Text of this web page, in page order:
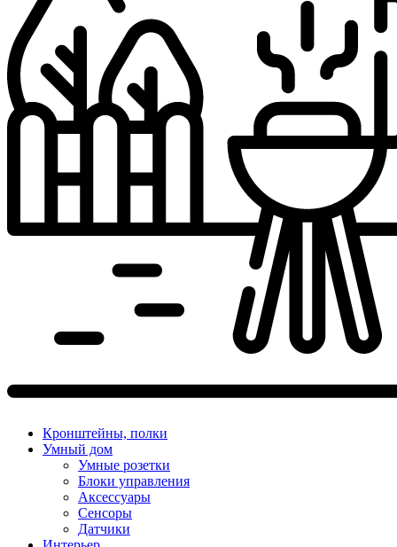
Кронштейны, полки
Умный дом
Умные розетки
Блоки управления
Аксессуары
Сенсоры
Датчики